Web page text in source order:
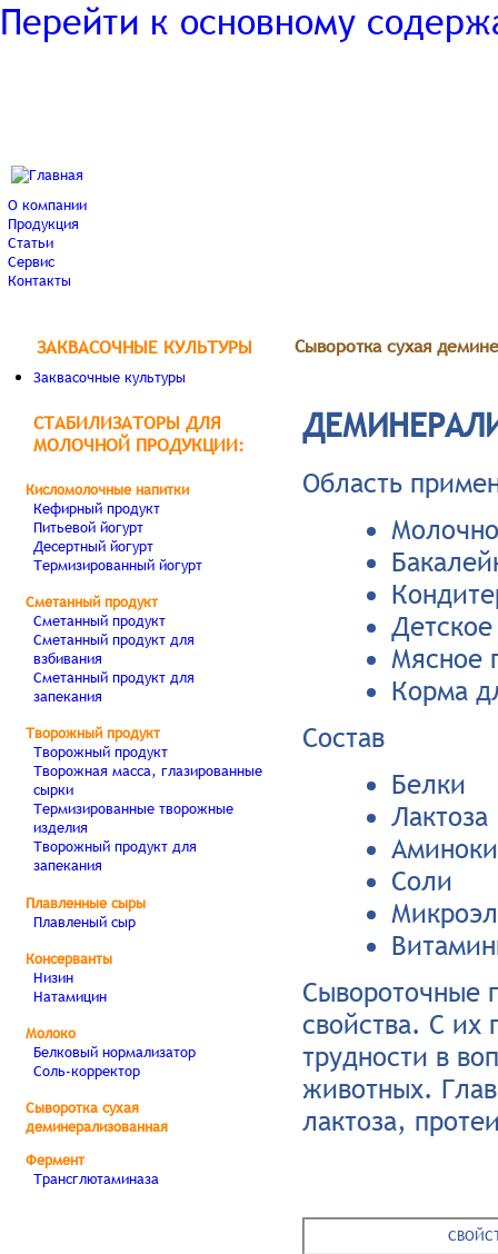
Перейти к основному
О компании
Продукция
Статьи
Сервис
Контакты
ЗАКВАСОЧНЫЕ КУЛЬТУРЫ
Заквасочные культуры
СТАБИЛИЗАТОРЫ ДЛЯ
МОЛОЧНОЙ ПРОДУКЦИИ:
Кисломолочные напитки
Кефирный продукт
Питьевой йогурт
Десертный йогурт
Термизированный йогурт
Сметанный продукт
Сметанный продукт
Сметанный продукт для
взбивания
Сметанный продукт для
запекания
Творожный продукт
Творожный продукт
Творожная масса, глазированные
сырки
Термизированные творожные
изделия
Творожный продукт для
запекания
Плавленные сыры
Плавленый сыр
Консерванты
Низин
Натамицин
Молоко
Белковый нормализатор
Соль-корректор
Сыворотка сухая
деминерализованная
Фермент
Трансглютаминаза
Сыворотка сухая
Область
Мясное
Корма
Состав
Белки
Лактоза
Соли
Сывороточные
свойства. С
трудности в
животных.
лактоза,